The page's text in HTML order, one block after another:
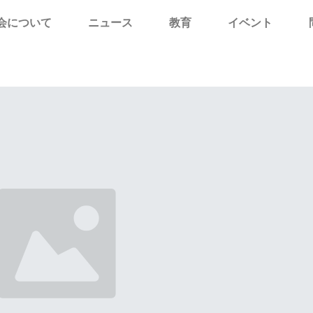
について ニュース 教育 イベント